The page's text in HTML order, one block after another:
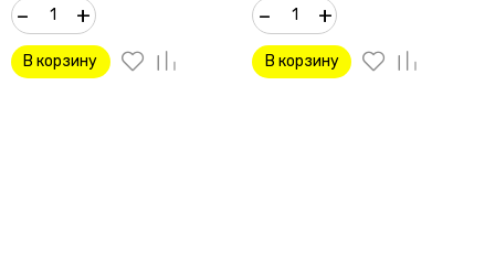
– +
В корзину
– +
В корзину